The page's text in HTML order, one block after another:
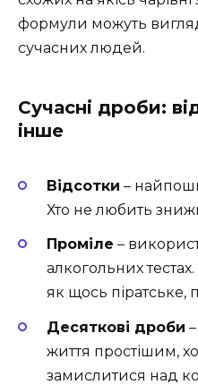
формули можуть
сучасних людей.
Сучасні дроби:
інше
Відсотки –
Хто не любить
Проміле –
алкогольних
як щось піратське,
Десяткові дроби
життя простішим,
замислитися над